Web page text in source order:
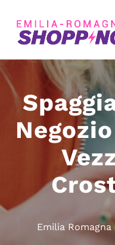
Emilia Romagna